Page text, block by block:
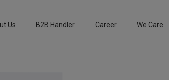
Us B2B Händler Career We Care